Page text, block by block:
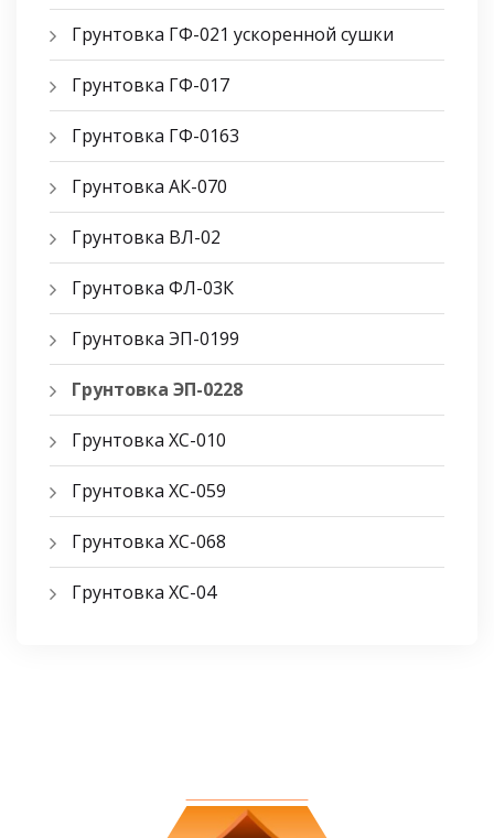
Грунтовка ГФ-021 ускоренной сушки
Грунтовка ГФ-017
Грунтовка ГФ-0163
Грунтовка АК-070
Грунтовка ВЛ-02
Грунтовка ФЛ-03К
Грунтовка ЭП-0199
Грунтовка ЭП-0228
Грунтовка ХС-010
Грунтовка ХС-059
Грунтовка ХС-068
Грунтовка ХС-04